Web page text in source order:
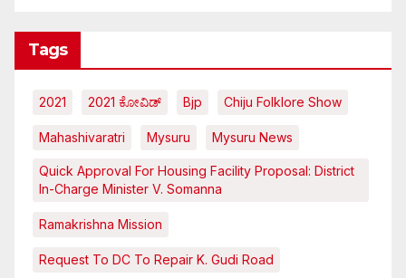
Tags
2021 2021 ಕೋವಿಡ್‌ Bjp Chiju Folklore Show
Mahashivaratri Mysuru Mysuru News
Quick Approval For Housing Facility Proposal: District
In-Charge Minister V. Somanna
Ramakrishna Mission
Request To DC To Repair K. Gudi Road